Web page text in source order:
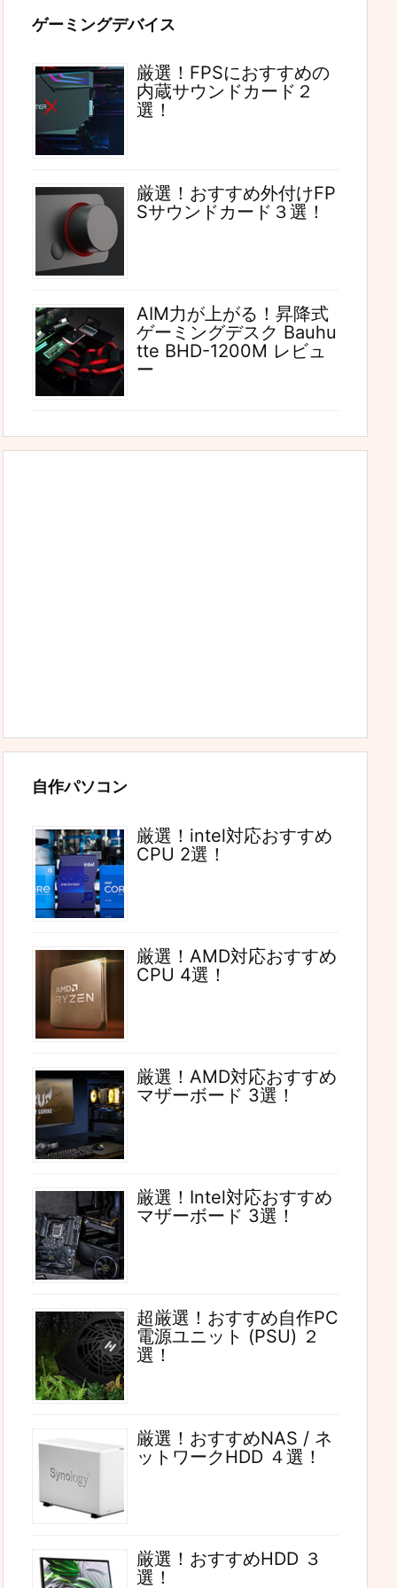
ゲーミングデバイス
厳選！FPSにおすすめの
内蔵サウンドカード２
選！
厳選！おすすめ外付けFP
Sサウンドカード３選！
AIM力が上がる！昇降式
ゲーミングデスク Bauhu
tte BHD-1200M レビュ
ー
自作パソコン
厳選！intel対応おすすめ
CPU 2選！
厳選！AMD対応おすすめ
CPU 4選！
厳選！AMD対応おすすめ
マザーボード 3選！
厳選！Intel対応おすすめ
マザーボード 3選！
超厳選！おすすめ自作PC
電源ユニット (PSU) ２
選！
厳選！おすすめNAS / ネ
ットワークHDD ４選！
厳選！おすすめHDD ３
選！